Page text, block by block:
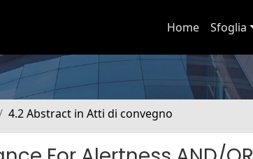
Home Sfoglia
4.2 Abstract in Atti di convegno